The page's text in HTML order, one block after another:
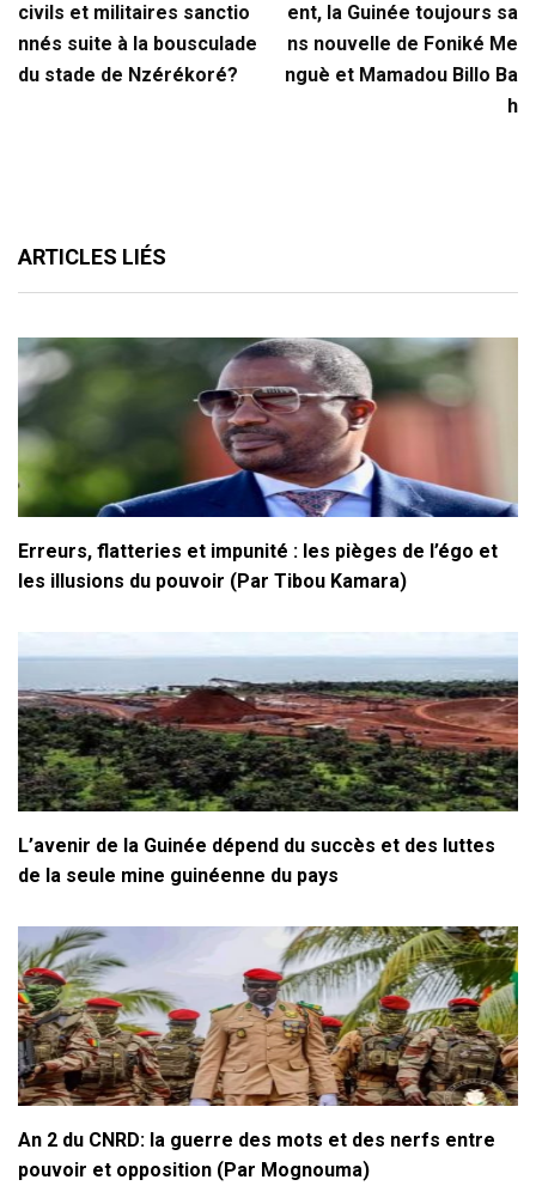
civils et militaires sanctio
nnés suite à la bousculade
du stade de Nzérékoré?
ent, la Guinée toujours sa
ns nouvelle de Foniké Me
nguè et Mamadou Billo Ba
h
ARTICLES LIÉS
Erreurs, flatteries et impunité : les pièges de l’égo et
les illusions du pouvoir (Par Tibou Kamara)
L’avenir de la Guinée dépend du succès et des luttes
de la seule mine guinéenne du pays
An 2 du CNRD: la guerre des mots et des nerfs entre
pouvoir et opposition (Par Mognouma)